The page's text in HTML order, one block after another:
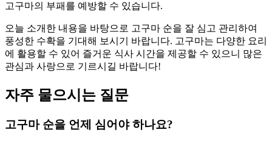
고구마의 부패를 예방할 수 있습니다.
오늘 소개한 내용을 바탕으로 고구마 순을 잘 심고 관리하여
풍성한 수확을 기대해 보시기 바랍니다. 고구마는 다양한 요리
에 활용할 수 있어 즐거운 식사 시간을 제공할 수 있으니 많은
관심과 사랑으로 기르시길 바랍니다!
자주 물으시는 질문
고구마 순을 언제 심어야 하나요?